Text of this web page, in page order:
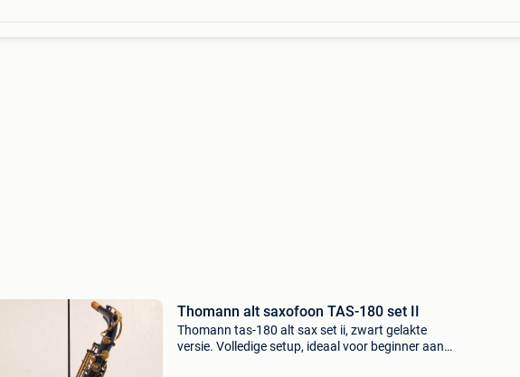
Thomann alt saxofoon TAS-180 set II
Thomann tas-180 alt sax set ii, zwart gelakte
versie. Volledige setup, ideaal voor beginner aan